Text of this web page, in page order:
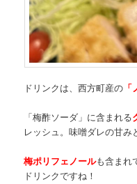
ドリンクは、西方町産の
「梅酢ソーダ」に含まれる
レッシュ。味噌ダレの甘み
梅ポリフェノールも含まれ
ドリンクですね！